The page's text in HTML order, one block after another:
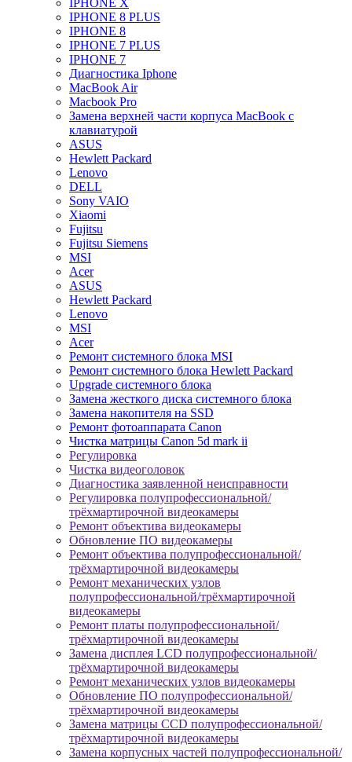
IPHONE X
IPHONE 8 PLUS
IPHONE 8
IPHONE 7 PLUS
IPHONE 7
Диагностика Iphone
MacBook Air
Macbook Pro
Замена верхней части корпуса MacBook с
клавиатурой
ASUS
Hewlett Packard
Lenovo
DELL
Sony VAIO
Xiaomi
Fujitsu
Fujitsu Siemens
MSI
Acer
ASUS
Hewlett Packard
Lenovo
MSI
Acer
Ремонт системного блока MSI
Ремонт системного блока Hewlett Packard
Upgrade системного блока
Замена жесткого диска системного блока
Замена накопителя на SSD
Ремонт фотоаппарата Canon
Чистка матрицы Canon 5d mark ii
Регулировка
Чистка видеоголовок
Диагностика заявленной неисправности
Регулировка полупрофессиональной/
трёхмартирочной видеокамеры
Ремонт объектива видеокамеры
Обновление ПО видеокамеры
Ремонт объектива полупрофессиональной/
трёхмартирочной видеокамеры
Ремонт механических узлов
полупрофессиональной/трёхмартирочной
видеокамеры
Ремонт платы полупрофессиональной/
трёхмартирочной видеокамеры
Замена дисплея LCD полупрофессиональной/
трёхмартирочной видеокамеры
Ремонт механических узлов видеокамеры
Обновление ПО полупрофессиональной/
трёхмартирочной видеокамеры
Замена матрицы CCD полупрофессиональной/
трёхмартирочной видеокамеры
Замена корпусных частей полупрофессиональной/